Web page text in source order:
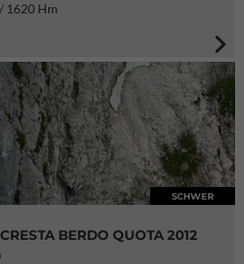
1620 Hm
SCHWER
BERDO QUOTA 2012